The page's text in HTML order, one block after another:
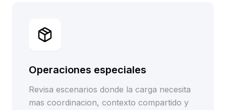
Operaciones especiales
Revisa escenarios donde la carga necesita
mas coordinacion, contexto compartido y